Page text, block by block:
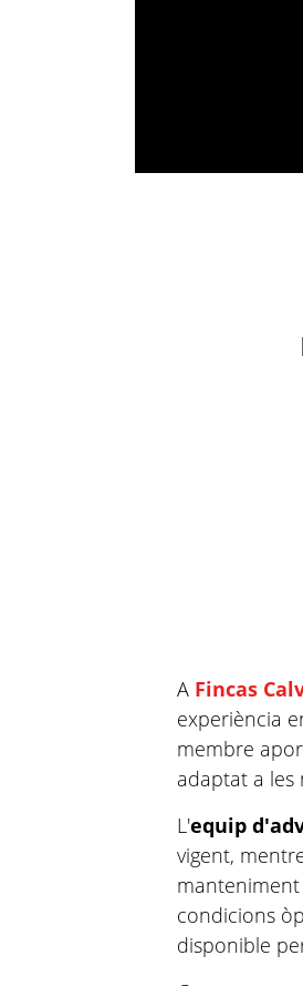
A Fincas
experiència
membre
adaptat a les
L'equip
vigent,
manteniment
condicions
disponible